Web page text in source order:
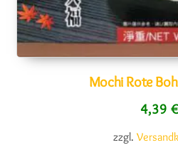
Mochi Rote
4,39 €
zzgl.